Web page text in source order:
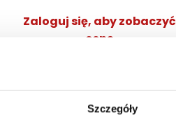
Szczegóły
Zaloguj się, aby zobaczyć
cenę